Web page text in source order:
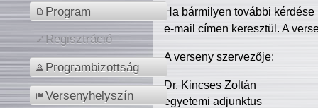
Program
Regisztráció
Programbizottság
Versenyhelyszín
Ha bármilyen további
e-mail címen keresztül. A
A verseny szervezője:
Dr. Kincses Zoltán
egyetemi adjunktus